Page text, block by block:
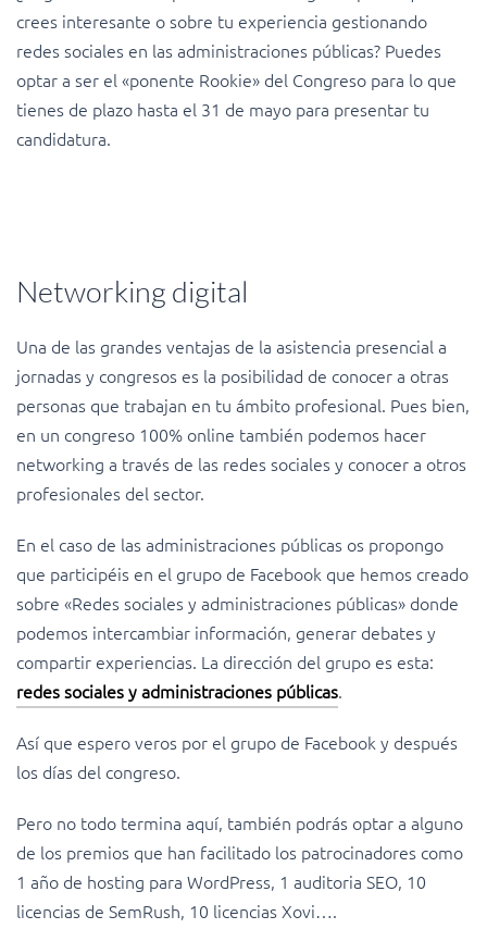
crees interesante o sobre tu experiencia gestionando
redes sociales en las administraciones públicas? Puedes
optar a ser el «ponente Rookie» del Congreso para lo que
tienes de plazo hasta el 31 de mayo para presentar tu
candidatura.
Networking digital
Una de las grandes ventajas de la asistencia presencial a
jornadas y congresos es la posibilidad de conocer a otras
personas que trabajan en tu ámbito profesional. Pues bien,
en un congreso 100% online también podemos hacer
networking a través de las redes sociales y conocer a otros
profesionales del sector.
En el caso de las administraciones públicas os propongo
que participéis en el grupo de Facebook que hemos creado
sobre «Redes sociales y administraciones públicas» donde
podemos intercambiar información, generar debates y
compartir experiencias. La dirección del grupo es esta:
redes sociales y administraciones públicas.
Así que espero veros por el grupo de Facebook y después
los días del congreso.
Pero no todo termina aquí, también podrás optar a alguno
de los premios que han facilitado los patrocinadores como
1 año de hosting para WordPress, 1 auditoria SEO, 10
licencias de SemRush, 10 licencias Xovi….